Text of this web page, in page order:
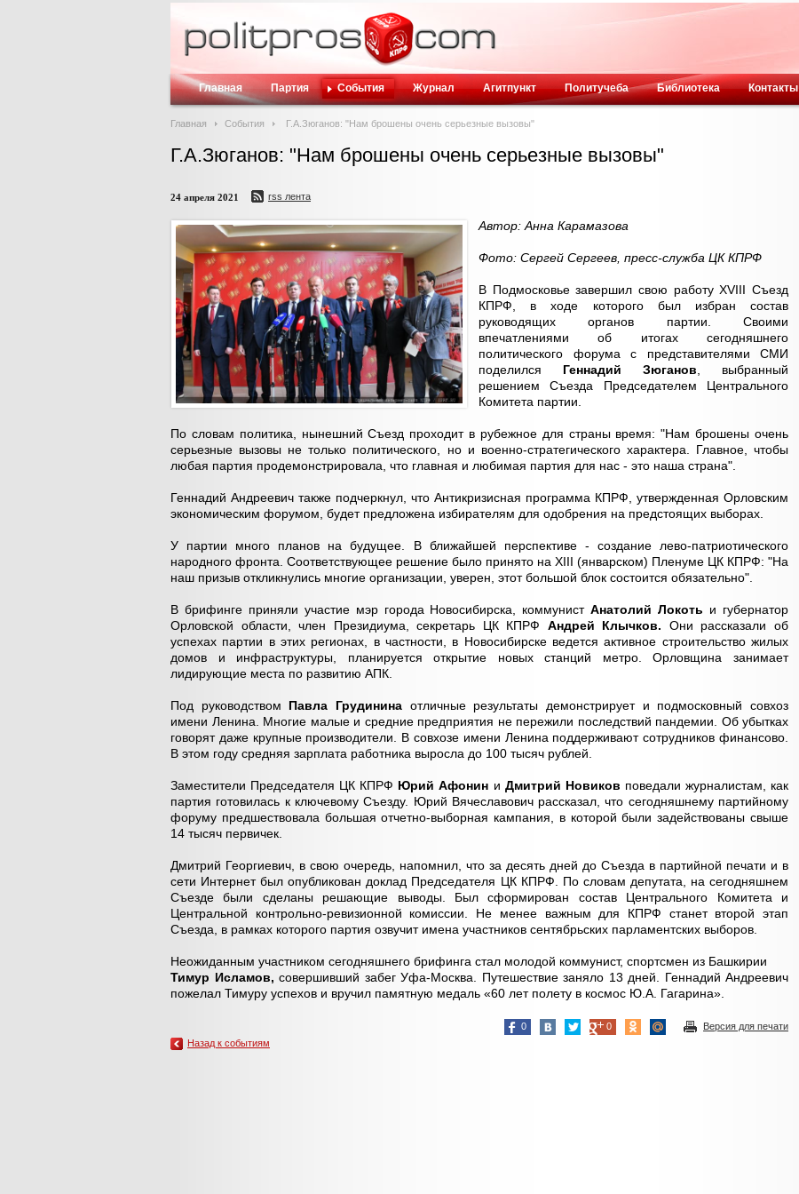
Главная Партия События Журнал Агитпункт Политучеба Библиотека Контакты
Главная События Г.А.Зюганов: "Нам брошены очень серьезные вызовы"
Г.А.Зюганов: "Нам брошены очень серьезные вызовы"
24 апреля 2021 rss лента
Автор: Анна Карамазова
Фото: Сергей Сергеев, пресс-служба ЦК КПРФ
В Подмосковье завершил свою работу XVIII Съезд
КПРФ, в ходе которого был избран состав
руководящих органов партии. Своими
впечатлениями об итогах сегодняшнего
политического форума с представителями СМИ
поделился Геннадий Зюганов , выбранный
решением Съезда Председателем Центрального
Комитета партии.
По словам политика, нынешний Съезд проходит в рубежное для страны время: "Нам брошены очень
серьезные вызовы не только политического, но и военно-стратегического характера. Главное, чтобы
любая партия продемонстрировала, что главная и любимая партия для нас - это наша страна".
Геннадий Андреевич также подчеркнул, что Антикризисная программа КПРФ, утвержденная Орловским
экономическим форумом, будет предложена избирателям для одобрения на предстоящих выборах.
У партии много планов на будущее. В ближайшей перспективе - создание лево-патриотического
народного фронта. Соответствующее решение было принято на XIII (январском) Пленуме ЦК КПРФ: "На
наш призыв откликнулись многие организации, уверен, этот большой блок состоится обязательно".
В брифинге приняли участие мэр города Новосибирска, коммунистАнатолий Локоть и губернатор
Орловской области, член Президиума, секретарь ЦК КПРФ Андрей Клычков. Они рассказали об
успехах партии в этих регионах, в частности, в Новосибирске ведется активное строительство жилых
домов и инфраструктуры, планируется открытие новых станций метро. Орловщина занимает
лидирующие места по развитию АПК.
Под руководством Павла Грудинина отличные результаты демонстрирует и подмосковный совхоз
имени Ленина. Многие малые и средние предприятия не пережили последствий пандемии. Об убытках
говорят даже крупные производители. В совхозе имени Ленина поддерживают сотрудников финансово.
В этом году средняя зарплата работника выросла до 100 тысяч рублей.
Заместители Председателя ЦК КПРФ Юрий Афонин и Дмитрий Новиков поведали журналистам, как
партия готовилась к ключевому Съезду. Юрий Вячеславович рассказал, что сегодняшнему партийному
форуму предшествовала большая отчетно-выборная кампания, в которой были задействованы свыше
14 тысяч первичек.
Дмитрий Георгиевич, в свою очередь, напомнил, что за десять дней до Съезда в партийной печати и в
сети Интернет был опубликован доклад Председателя ЦК КПРФ. По словам депутата, на сегодняшнем
Съезде были сделаны решающие выводы. Был сформирован состав Центрального Комитета и
Центральной контрольно-ревизионной комиссии. Не менее важным для КПРФ станет второй этап
Съезда, в рамках которого партия озвучит имена участников сентябрьских парламентских выборов.
Неожиданным участником сегодняшнего брифинга стал молодой коммунист, спортсмен из Башкирии
Тимур Исламов, совершивший забег Уфа-Москва. Путешествие заняло 13 дней. Геннадий Андреевич
пожелал Тимуру успехов и вручил памятную медаль «60 лет полету в космос Ю.А. Гагарина».
Версия для печати
0
0
Назад к событиям